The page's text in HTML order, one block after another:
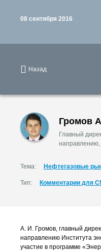
08 сентября 2016
Назад
Громов
Главный
направлению,
Тема: Нефтегазовые
Тип: Комментарии для
А. И. Громов, главный
направлению Института
участие в программе